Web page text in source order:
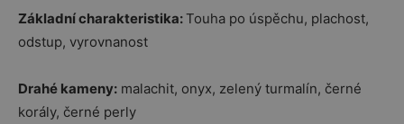
Základní charakteristika:Touha po úspěchu, plachost,
odstup, vyrovnanost
Drahé kameny: malachit, onyx, zelený turmalín, černé
korály, černé perly